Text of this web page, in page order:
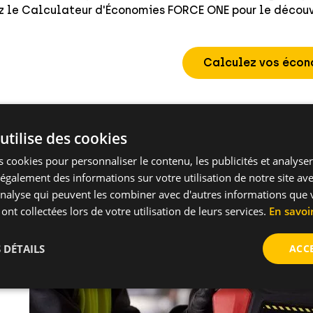
le Calculateur d'Économies FORCE ONE pour le
Calculez vos
à gaz
disponibles pour faciliter les installations
CELO est un fabricant de premier plan de
et produisant une large gamme d'accessoires pour le
privilégié pour les installations
des cookies
cookies pour personnaliser le contenu, les publicités et
des informations sur votre utilisation de notre site
qui peuvent les combiner avec d'autres informations que
collectées lors de votre utilisation de leurs services. En
DÉTAILS